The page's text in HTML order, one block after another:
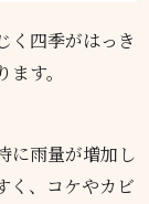
く四季がはっき
す。
に雨量が増加し
く、コケやカビ